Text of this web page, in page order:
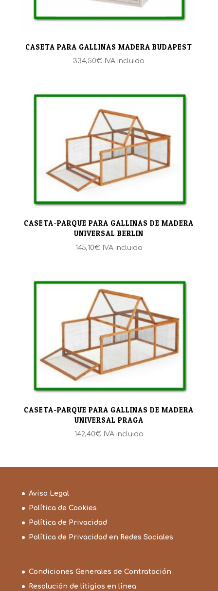
CASETA PARA GALLINAS MADERA BUDAPEST
334,50€ IVA incluido
CASETA-PARQUE PARA GALLINAS DE MADERA
UNIVERSAL BERLIN
145,10€ IVA incluido
CASETA-PARQUE PARA GALLINAS DE MADERA
UNIVERSAL PRAGA
142,40€ IVA incluido
Aviso Legal
Política de Cookies
Política de Privacidad
Política de Privacidad en Redes Sociales
Condiciones Generales de Contratación
Resolución de litigios en línea